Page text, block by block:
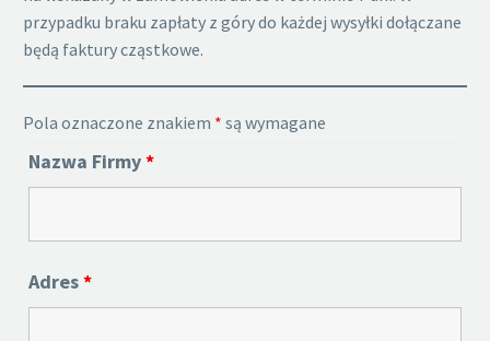
przypadku braku zapłaty z góry do każdej wysyłki dołączane
będą faktury cząstkowe.
Pola oznaczone znakiem * są wymagane
Nazwa Firmy*
Adres*